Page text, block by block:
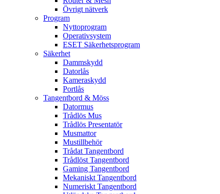
Övrigt nätverk
Program
Nyttoprogram
Operativsystem
ESET Säkerhetsprogram
Säkerhet
Dammskydd
Datorlås
Kameraskydd
Portlås
Tangentbord & Möss
Datormus
Trådlös Mus
Trådlös Presentatör
Musmattor
Mustillbehör
Trådat Tangentbord
Trådlöst Tangentbord
Gaming Tangentbord
Mekaniskt Tangentbord
Numeriskt Tangentbord